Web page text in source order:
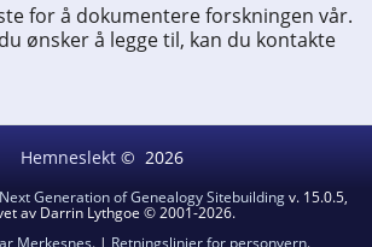
for å dokumentere forskningen vår.
ønsker å legge til, kan du kontakte
Hemneslekt© 2026
Generation of Genealogy Sitebuildingv. 15.0.5,
av Darrin Lythgoe © 2001-2026.